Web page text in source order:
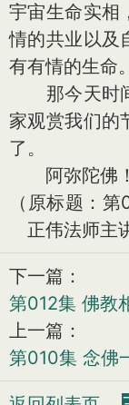
宇宙生命实相
情的共业以及
有有情的生命。
那今天时间
家观赏我们的
了。
阿弥陀佛！
（原标题：
正伟法师主
下一篇：
第012集 佛教
上一篇：
第010集 念